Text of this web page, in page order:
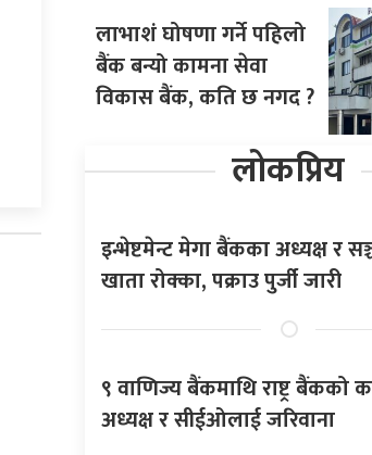
लाभाशं घोषणा गर्ने पहिलो
बैंक बन्यो कामना सेवा
विकास बैंक, कति छ नगद ?
लोकप्रिय
इन्भेष्टमेन्ट मेगा बैंकका अध्यक्ष र
खाता रोक्का, पक्राउ पुर्जी जारी
९ वाणिज्य बैंकमाथि राष्ट्र बैंकको
अध्यक्ष र सीईओलाई जरिवाना